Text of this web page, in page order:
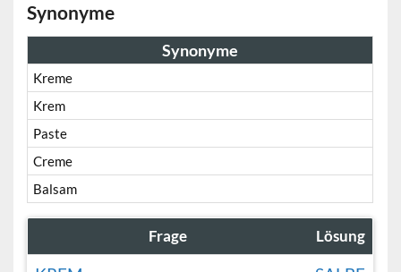
Synonyme
Synonyme
Kreme
Krem
Paste
Creme
Balsam
Frage Lösung